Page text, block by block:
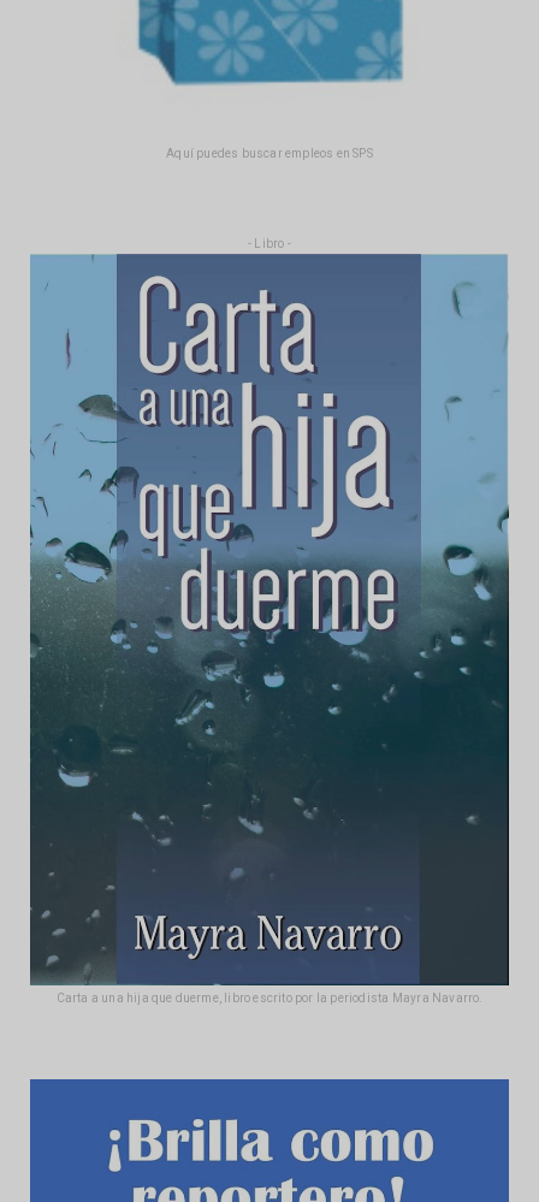
Aquí puedes buscar empleos en SPS
- Libro -
Carta a una hija que duerme, libro escrito por la periodista Mayra Navarro.